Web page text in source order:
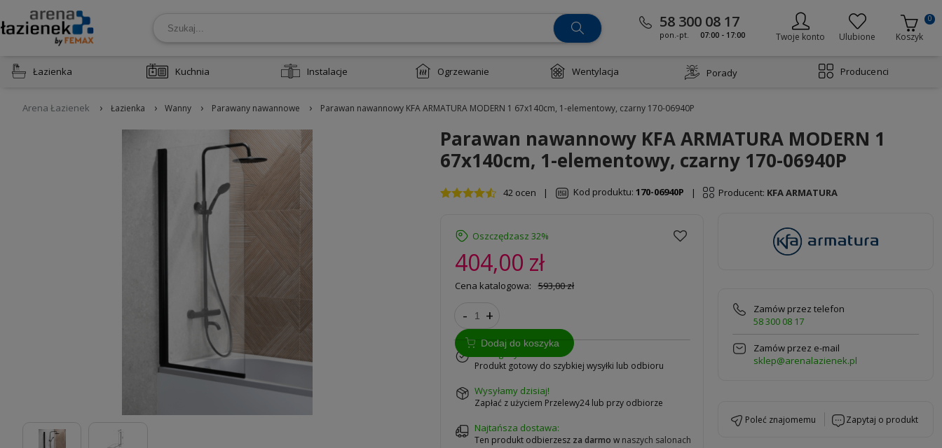
58 300 08 17
pon.-pt. 07:00 - 17:00 Twoje konto Ulubione Koszyk
0
Łazienka Kuchnia Instalacje Ogrzewanie Wentylacja Porady Producenci
Arena Łazienek › Łazienka › Wanny › Parawany nawannowe › Parawan nawannowy KFA ARMATURA MODERN 1 67x140cm, 1-elementowy, czarny 170-06940P
Parawan nawannowy KFA ARMATURA MODERN 1
67x140cm, 1-elementowy, czarny 170-06940P
42 ocen | Kod produktu: 170-06940P | Producent: KFA ARMATURA
Oszczędzasz 32%
404,00 zł
Cena katalogowa: 593,00 zł
- +
Dodaj do koszyka
Produkt gotowy do szybkiej wysyłki lub odbioru
wysyłamy dzisiaj!
Zapłać z użyciem Przelewy24 lub przy odbiorze
Najtańsza dostawa:
Ten produkt odbierzesz za darmo w naszych salonach
Zamów przez telefon
58 300 08 17
Zamów przez e-mail
sklep@arenalazienek.pl
poleć znajomemu zapytaj o produkt